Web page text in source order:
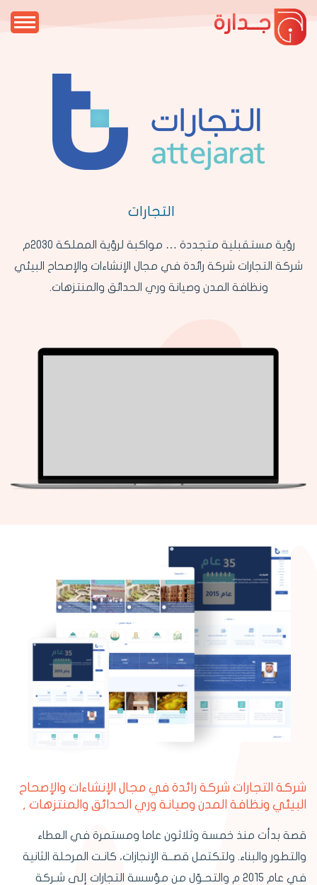
جــدارة
التجارات
رؤية مستقبلية متجددة … مواكبة لرؤية المملكة 2030م
شركة التجارات شركة رائدة في مجال الإنشاءات والإصحاح البيئي
ونظافة المدن وصيانة وري الحدائق والمنتزهات.
شركة التجارات شركة رائدة في مجال الإنشاءات والإصحاح
البيئي ونظافة المدن وصيانة وري الحدائق والمنتزهات ,
قصة بدأت منذ خمسة وثلاثون عاما ومستمرة في العطاء
والتطور والبناء. ولتكتمل قصــة الإنجازات، كانـت المرحلة الثانية
في عام 2015 م والتحـوّل من مؤسسة التجارات إلى شـركة